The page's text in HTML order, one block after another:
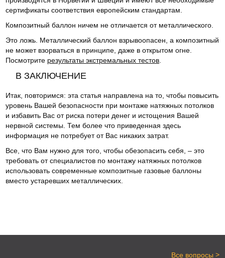
сертификаты соответствия европейским стандартам.
Композитный баллон ничем не отличается от металлического.
Это ложь. Металлический баллон взрывоопасен, а композитный
не может взорваться в принципе, даже в открытом огне.
Посмотрите результаты экстремальных тестов
В ЗАКЛЮЧЕНИЕ
Итак, повторимся: эта статья направлена на то, чтобы повысить
уровень Вашей безопасности при монтаже натяжных потолков
и избавить Вас от риска потери денег и истощения Вашей
нервной системы. Тем более что приведенная здесь
информация не потребует от Вас никаких затрат.
Все, что Вам нужно для того, чтобы обезопасить себя, – это
требовать от специалистов по монтажу натяжных потолков
использовать современные композитные газовые баллоны
вместо устаревших металлических.
Все вопросы >